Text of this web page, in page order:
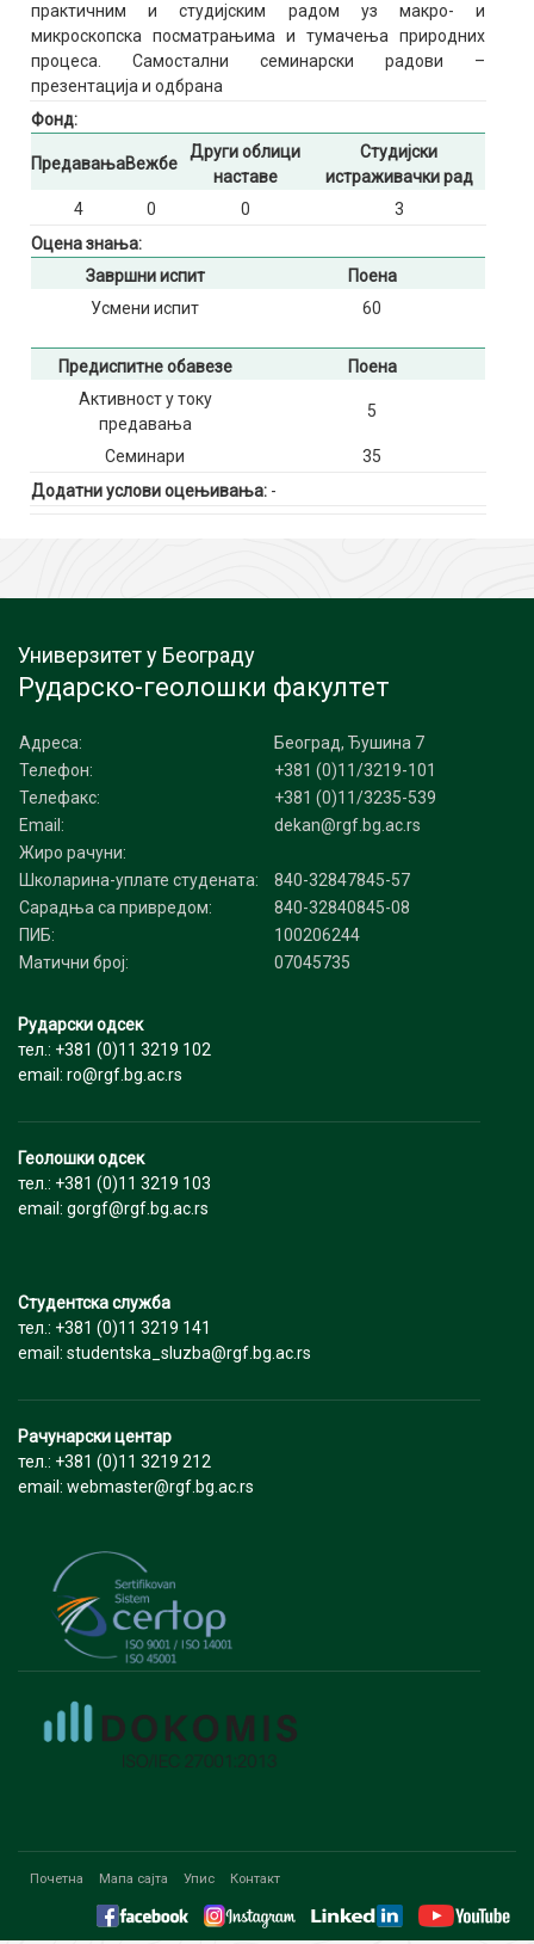
практичним и студијским радом уз макро- и
микроскопска посматрањима и тумачења природних
процеса. Самостални семинарски радови –
презентација и одбрана
Фонд:
ПредавањаВежбе
Други облици
наставе
Студијски
истраживачки рад
4
0 0
3
Оцена знања:
Завршни испит
Поена
Усмени испит
60
Предиспитне обавезе
Поена
Активност у току
предавања
5
Семинари
35
Додатни услови оцењивања: -
Универзитет у Београду
Рударско-геолошки факултет
Адреса:
Београд, Ђушина 7
Телефон:
+381 (0)11/3219-101
Телефакс:
+381 (0)11/3235-539
Email:
dekan@rgf.bg.ac.rs
Жиро рачуни:
Школарина-уплате студената:
840-32847845-57
Сарадња са привредом:
840-32840845-08
ПИБ:
100206244
Матични број:
07045735
Рударски одсек
тел.: +381 (0)11 3219 102
email: ro@rgf.bg.ac.rs
Геолошки одсек
тел.: +381 (0)11 3219 103
email: gorgf@rgf.bg.ac.rs
Студентска служба
тел.: +381 (0)11 3219 141
email: studentska_sluzba@rgf.bg.ac.rs
Рачунарски центар
тел.: +381 (0)11 3219 212
email: webmaster@rgf.bg.ac.rs
Почетна Мапа сајта Упис Контакт